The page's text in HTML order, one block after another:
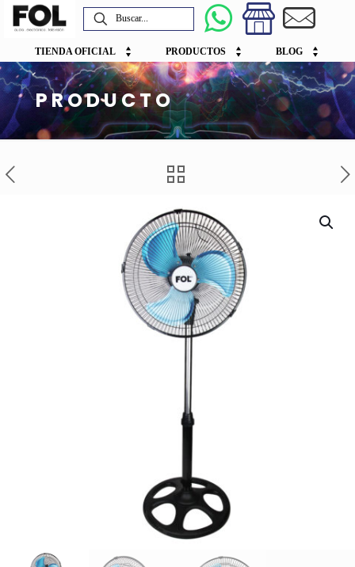
TIENDA OFICIAL PRODUCTOS BLOG
PRODUCTO